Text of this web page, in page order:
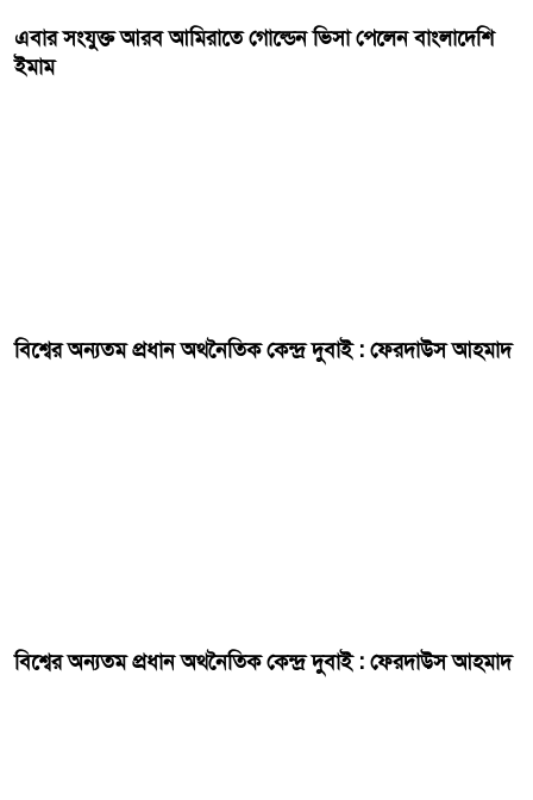
এবার সংযুক্ত আরব আমিরাতে গোল্ডেন ভিসা পেলেন বাংলাদেশি
ইমাম
বিশ্বের অন্যতম প্রধান অথনৈতিক কেন্দ্র দুবাই : ফেরদাউস আহমাদ
বিশ্বের অন্যতম প্রধান অথনৈতিক কেন্দ্র দুবাই : ফেরদাউস আহমাদ